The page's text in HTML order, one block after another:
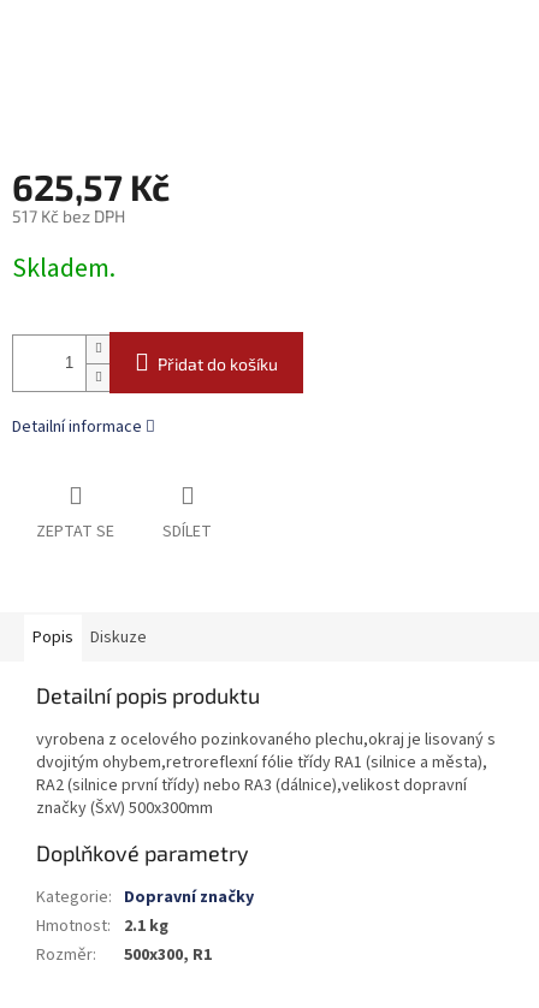
625,57 Kč
517 Kč bez DPH
cena:
Skladem.
Přidat do košíku
Detailní informace
ZEPTAT SE SDÍLET
Popis Diskuze
Detailní popis produktu
vyrobena z ocelového pozinkovaného plechu,okraj je lisovaný s
dvojitým ohybem,retroreflexní fólie třídy RA1 (silnice a města),
RA2 (silnice první třídy) nebo RA3 (dálnice),velikost dopravní
značky (ŠxV) 500x300mm
Doplňkové parametry
Kategorie: Dopravní značky
Hmotnost:
2.1 kg
Rozměr: 500x300, R1